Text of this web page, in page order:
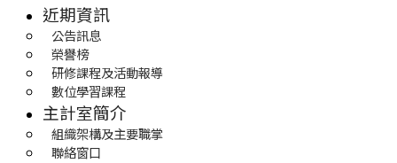
近期資訊
公告訊息
榮譽榜
研修課程及活動報導
數位學習課程
主計室簡介
組織架構及主要職掌
聯絡窗口